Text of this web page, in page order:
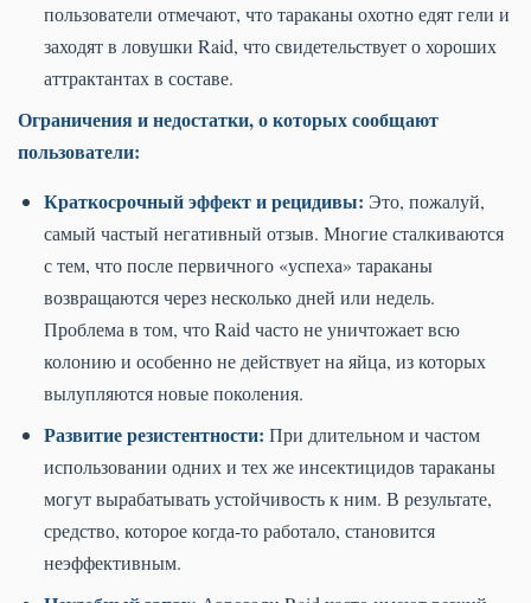
пользователи отмечают, что тараканы охотно едят гели и
заходят в ловушки Raid, что свидетельствует о хороших
аттрактантах в составе.
Ограничения и недостатки, о которых сообщают
пользователи:
Краткосрочный эффект и рецидивы: Это, пожалуй,
самый частый негативный отзыв. Многие сталкиваются
с тем, что после первичного «успеха» тараканы
возвращаются через несколько дней или недель.
Проблема в том, что Raid часто не уничтожает всю
колонию и особенно не действует на яйца, из которых
вылупляются новые поколения.
Развитие резистентности: При длительном и частом
использовании одних и тех же инсектицидов тараканы
могут вырабатывать устойчивость к ним. В результате,
средство, которое когда-то работало, становится
неэффективным.